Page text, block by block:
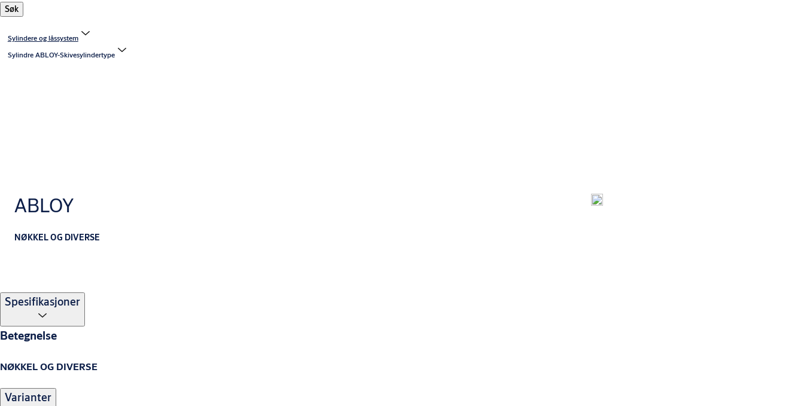
Søk
Sylindere og låssystem
Sylindre ABLOY-Skivesylindertype
ABLOY
NØKKEL OG DIVERSE
Spesifikasjoner
Betegnelse
NØKKEL OG DIVERSE
Varianter